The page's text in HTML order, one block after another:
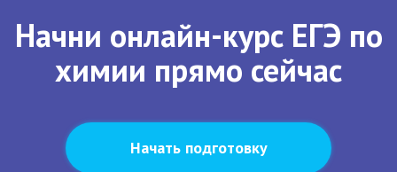
Начни онлайн-курс ЕГЭ по
химии прямо сейчас
Начать подготовку